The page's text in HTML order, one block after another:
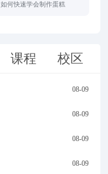
如何快速学会制作蛋糕
课程 校区
08-09
08-09
08-09
08-09